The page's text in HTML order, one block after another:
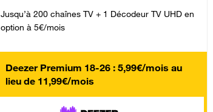
Jusqu’à 200 chaînes TV + 1 Décodeur TV UHD en
option à 5€/mois
Deezer Premium 18-26 : 5,99€/mois au
lieu de 11,99€/mois